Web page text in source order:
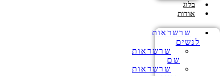
בלוג
אודות
שרשראות
לנשים
שרשראות
שם
שרשראות